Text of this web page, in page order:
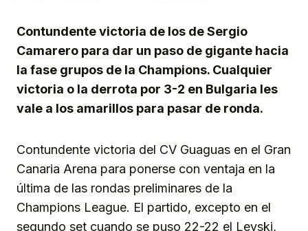
Contundente victoria de los de Sergio
Camarero para dar un paso de gigante hacia
la fase grupos de la Champions. Cualquier
victoria o la derrota por 3-2 en Bulgaria les
vale a los amarillos para pasar de ronda.
Contundente victoria del CV Guaguas en el Gran
Canaria Arena para ponerse con ventaja en la
última de las rondas preliminares de la
Champions League. El partido, excepto en el
segundo set cuando se puso 22-22 el Levski,